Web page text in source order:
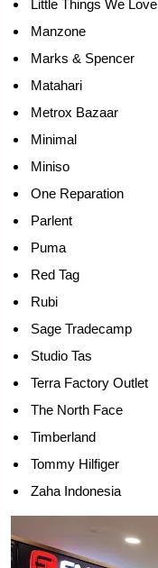
Little Things We Love
Manzone
Marks & Spencer
Matahari
Metrox Bazaar
Minimal
Miniso
One Reparation
Parlent
Puma
Red Tag
Rubi
Sage Tradecamp
Studio Tas
Terra Factory Outlet
The North Face
Timberland
Tommy Hilfiger
Zaha Indonesia